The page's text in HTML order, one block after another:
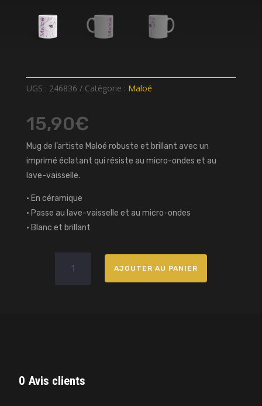
UGS : 246836 Catégorie : Maloé
15,90€
Mug de l’artiste Maloé robuste et brillant avec un
imprimé éclatant qui résiste au micro-ondes et au
lave-vaisselle.
• En céramique
• Passe au lave-vaisselle et au micro-ondes
• Blanc et brillant
Mug
AJOUTER AU PANIER
0 Avis clients